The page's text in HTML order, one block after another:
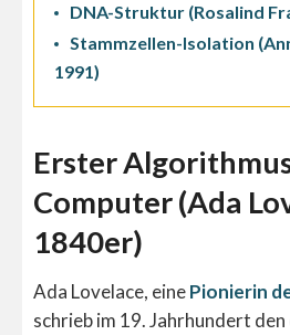
DNA-Struktur (Rosalind
Stammzellen-Isolation
1991)
Erster
Computer (Ada
1840er)
Ada Lovelace, einePionierin
schrieb im 19. Jahrhundert